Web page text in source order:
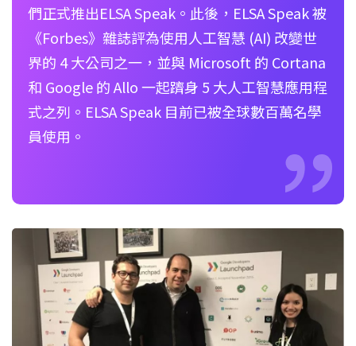
們正式推出ELSA Speak。此後，ELSA Speak 被
《Forbes》雜誌評為使用人工智慧 (AI) 改變世
界的 4 大公司之一，並與 Microsoft 的 Cortana
和 Google 的 Allo 一起躋身 5 大人工智慧應用程
式之列。ELSA Speak 目前已被全球數百萬名學
員使用。